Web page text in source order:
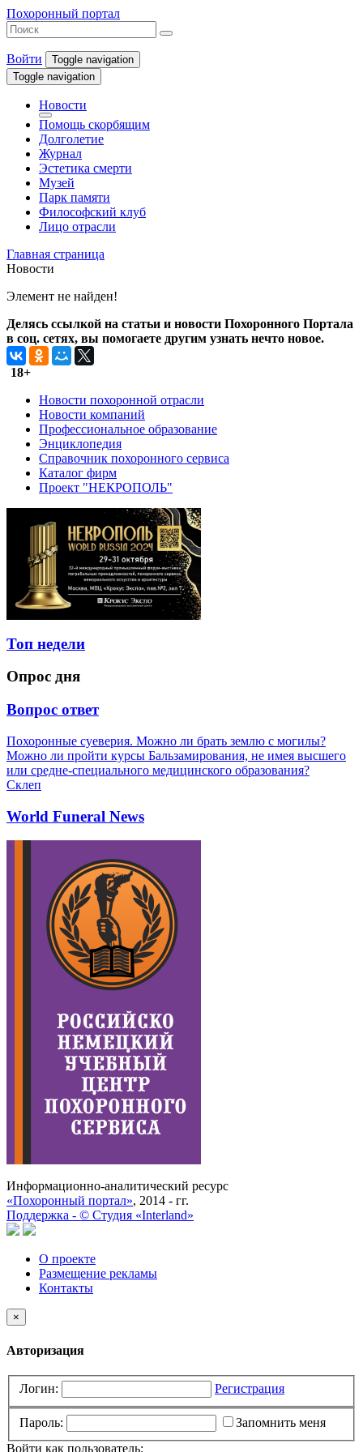
Похоронный портал
Войти
Toggle navigation
Toggle navigation
Новости
Помощь скорбящим
Долголетие
Журнал
Эстетика смерти
Музей
Парк памяти
Философский клуб
Лицо отрасли
Главная страница
Новости
Элемент не найден!
Делясь ссылкой на статьи и новости Похоронного Портала
в соц. сетях, вы помогаете другим узнать нечто новое.
18+
Новости похоронной отрасли
Новости компаний
Профессиональное образование
Энциклопедия
Справочник похоронного сервиса
Каталог фирм
Проект "НЕКРОПОЛЬ"
Топ недели
Опрос дня
Вопрос ответ
Похоронные суеверия. Можно ли брать землю с могилы?
Можно ли пройти курсы Бальзамирования, не имея высшего
или средне-специального медицинского образования?
Склеп
World Funeral News
Информационно-аналитический ресурс
«Похоронный портал», 2014 - гг.
Поддержка - © Cтудия «Interland»
О проекте
Размещение рекламы
Контакты
×
Авторизация
Логин: Регистрация
Пароль:
Запомнить меня
Войти как пользователь: